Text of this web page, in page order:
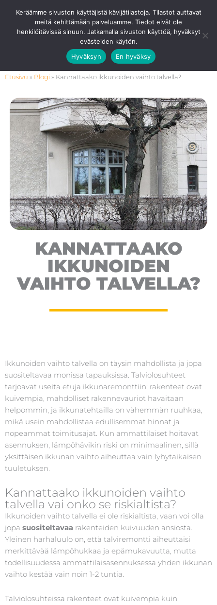
sisältöön
Ota Yhteyttä 0201 8768 80
Etusivu » Blogi » Kannattaako ikkunoiden vaihto talvella?
KANNATTAAKO
IKKUNOIDEN
VAIHTO TALVELLA?
Ikkunoiden vaihto talvella on täysin mahdollista ja jopa
suositeltavaa monissa tapauksissa. Talviolosuhteet
tarjoavat useita etuja ikkunaremonttiin: rakenteet ovat
kuivempia, mahdolliset rakennevauriot havaitaan
helpommin, ja ikkunatehtailla on vähemmän ruuhkaa,
mikä usein mahdollistaa edullisemmat hinnat ja
nopeammat toimitusajat. Kun ammattilaiset hoitavat
asennuksen, lämpöhävikin riski on minimaalinen, sillä
yksittäisen ikkunan vaihto aiheuttaa vain lyhytaikaisen
tuuletuksen.
Kannattaako ikkunoiden vaihto
talvella vai onko se riskialtista?
Ikkunoiden vaihto talvella ei ole riskialtista, vaan voi olla
jopa suositeltavaa rakenteiden kuivuuden ansiosta.
Yleinen harhaluulo on, että talviremontti aiheuttaisi
merkittävää lämpöhukkaa ja epämukavuutta, mutta
todellisuudessa ammattilaisasennuksessa yhden ikkunan
vaihto kestää vain noin 1-2 tuntia.
Talviolosuhteissa rakenteet ovat kuivempia kuin
Keräämme sivuston käyttäjistä kävijätilastoja. Tilastot auttavat
meitä kehittämään palveluamme. Tiedot eivät ole
henkilöitävissä sinuun. Jatkamalla sivuston käyttöä, hyväksyt
evästeiden käytön.
Hyväksyn
En hyväksy